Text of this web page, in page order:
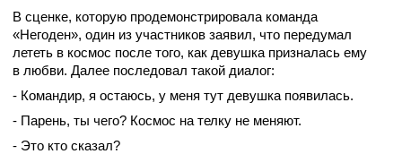
В сценке, которую продемонстрировала команда
«Негоден», один из участников заявил, что передумал
лететь в космос после того, как девушка призналась ему
в любви. Далее последовал такой диалог:
- Командир, я остаюсь, у меня тут девушка появилась.
- Парень, ты чего? Космос на телку не меняют.
- Это кто сказал?